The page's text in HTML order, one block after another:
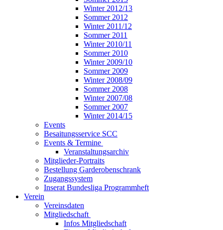
Winter 2012/13
Sommer 2012
Winter 2011/12
Sommer 2011
Winter 2010/11
Sommer 2010
Winter 2009/10
Sommer 2009
Winter 2008/09
Sommer 2008
Winter 2007/08
Sommer 2007
Winter 2014/15
Events
Besaitungsservice SCC
Events & Termine
Veranstaltungsarchiv
Mitglieder-Portraits
Bestellung Garderobenschrank
Zugangssystem
Inserat Bundesliga Programmheft
Verein
Vereinsdaten
Mitgliedschaft
Infos Mitgliedschaft